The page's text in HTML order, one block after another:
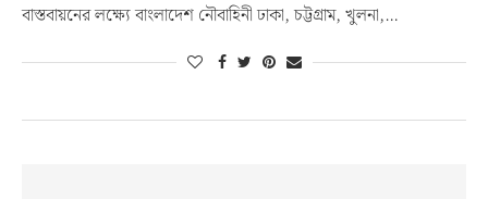
বাস্তবায়নের লক্ষ্যে বাংলাদেশ নৌবাহিনী ঢাকা, চট্টগ্রাম, খুলনা,…